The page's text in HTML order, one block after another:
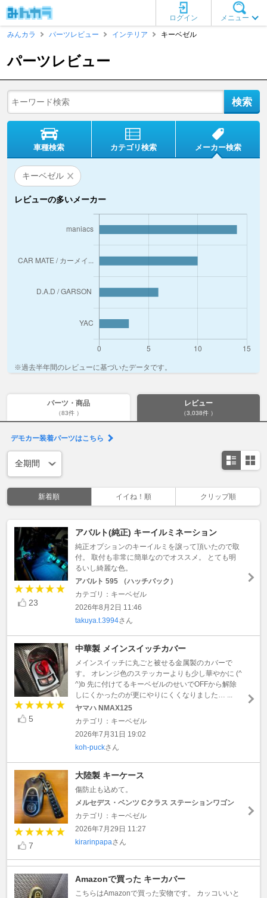
メニュー
ログイン
みんカラ
パーツレビュー インテリア キーベゼル
パーツレビュー
車種検索 カテゴリ検索 メーカー検索
キーベゼル
レビューの多いメーカー
※過去半年間のレビューに基づいたデータです。
パーツ・商品
（83件 ）
レビュー
（3,038件 ）
デモカー装着パーツはこちら
新着順 イイね！順 クリップ順
23
アバルト(純正) キーイルミネーション
純正オプションのキーイルミを譲って頂いたので取
付。 取付も非常に簡単なのでオススメ。 とても明
るいし綺麗な色。
アバルト 595 （ハッチバック）
カテゴリ：キーベゼル
2026年8月2日 11:46
takuya.t.3994さん
5
中華製 メインスイッチカバー
メインスイッチに丸ごと被せる金属製のカバーで
す。 オレンジ色のステッカーよりも少し華やかに (^
^)b 先に付けてるキーベゼルのせいでOFFから解除
しにくかったのが更にやりにくくなりました… ...
ヤマハ NMAX125
カテゴリ：キーベゼル
2026年7月31日 19:02
koh-puckさん
7
大陸製 キーケース
傷防止も込めて。
メルセデス・ベンツ Cクラス ステーションワゴン
カテゴリ：キーベゼル
2026年7月29日 11:27
kirarinpapaさん
Amazonで買った キーカバー
こちらはAmazonで買った安物です。 カッコいいと